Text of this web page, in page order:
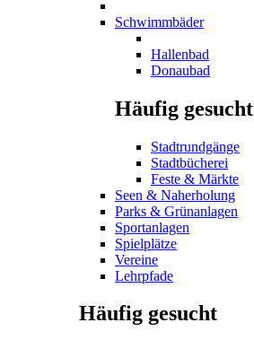
Schwimmbäder
Hallenbad
Donaubad
Häufig gesucht
Stadtrundgänge
Stadtbücherei
Feste & Märkte
Seen & Naherholung
Parks & Grünanlagen
Sportanlagen
Spielplätze
Vereine
Lehrpfade
Häufig gesucht